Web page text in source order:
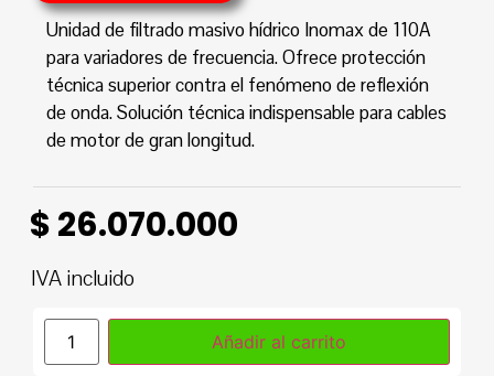
Unidad de filtrado masivo hídrico Inomax de 110A
para variadores de frecuencia. Ofrece protección
técnica superior contra el fenómeno de reflexión
de onda. Solución técnica indispensable para cables
de motor de gran longitud.
$26.070.000
IVA incluido
Añadir al carrito